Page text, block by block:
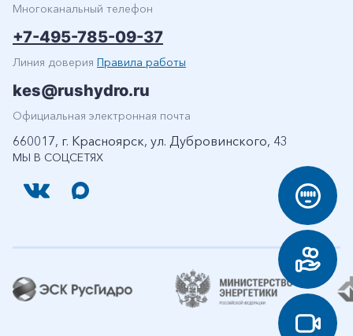
МЫ В СОЦСЕТЯХ
Многоканальный телефон
+7-495-785-09-37
Линия доверия Правила работы
kes@rushydro.ru
Официальная электронная почта
660017, г. Красноярск, ул. Дубровинского, 43